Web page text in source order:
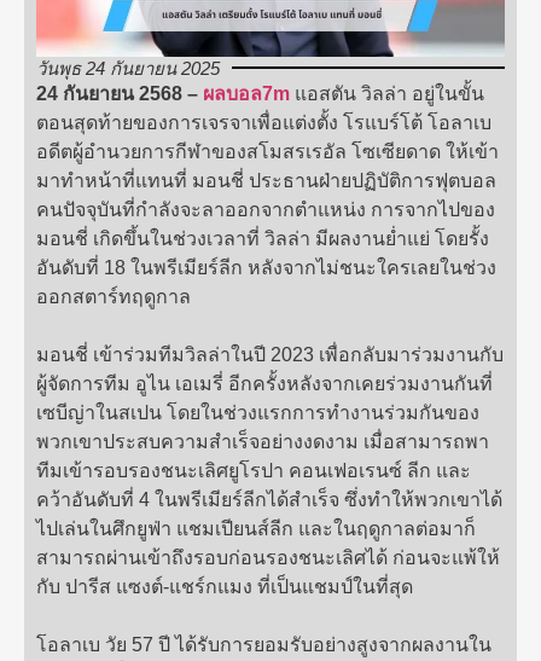
วันพุธ 24 กันยายน 2025
24 กันยายน 2568 – ผลบอล7m แอสตัน วิลล่า อยู่ในขั้น
ตอนสุดท้ายของการเจรจาเพื่อแต่งตั้ง โรแบร์โต้ โอลาเบ
อดีตผู้อำนวยการกีฬาของสโมสรเรอัล โซเซียดาด ให้เข้า
มาทำหน้าที่แทนที่ มอนชี่ ประธานฝ่ายปฏิบัติการฟุตบอล
คนปัจจุบันที่กำลังจะลาออกจากตำแหน่ง การจากไปของ
มอนชี่ เกิดขึ้นในช่วงเวลาที่ วิลล่า มีผลงานย่ำแย่ โดยรั้ง
อันดับที่ 18 ในพรีเมียร์ลีก หลังจากไม่ชนะใครเลยในช่วง
ออกสตาร์ทฤดูกาล
มอนชี่ เข้าร่วมทีมวิลล่าในปี 2023 เพื่อกลับมาร่วมงานกับ
ผู้จัดการทีม อูไน เอเมรี่ อีกครั้งหลังจากเคยร่วมงานกันที่
เซบีญ่าในสเปน โดยในช่วงแรกการทำงานร่วมกันของ
พวกเขาประสบความสำเร็จอย่างงดงาม เมื่อสามารถพา
ทีมเข้ารอบรองชนะเลิศยูโรปา คอนเฟอเรนซ์ ลีก และ
คว้าอันดับที่ 4 ในพรีเมียร์ลีกได้สำเร็จ ซึ่งทำให้พวกเขาได้
ไปเล่นในศึกยูฟ่า แชมเปียนส์ลีก และในฤดูกาลต่อมาก็
สามารถผ่านเข้าถึงรอบก่อนรองชนะเลิศได้ ก่อนจะแพ้ให้
กับ ปารีส แซงต์-แชร์กแมง ที่เป็นแชมป์ในที่สุด
โอลาเบ วัย 57 ปี ได้รับการยอมรับอย่างสูงจากผลงานใน